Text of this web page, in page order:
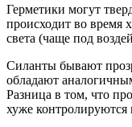
Герметики могут
происходит во время
света (чаще под
Силанты бывают
обладают
Разница в том, что
хуже контролируются